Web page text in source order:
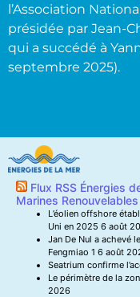
l’Association
présidée par Jean-
qui a succédé à
septembre 2025).
Flux RSS Énergies
Marines Renouvelables
L’éolien offshore
Uni en 2025 6 août
Jan De Nul a achevé
Fengmiao 1 6 août
Seatrium confirme
Le périmètre de la
2026